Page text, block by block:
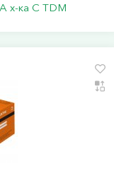
х-ка С TDM